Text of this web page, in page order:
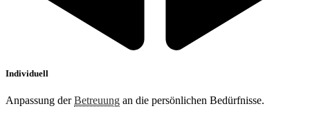
Individuell
Anpassung derBetreuung an die persönlichen Bedürfnisse.